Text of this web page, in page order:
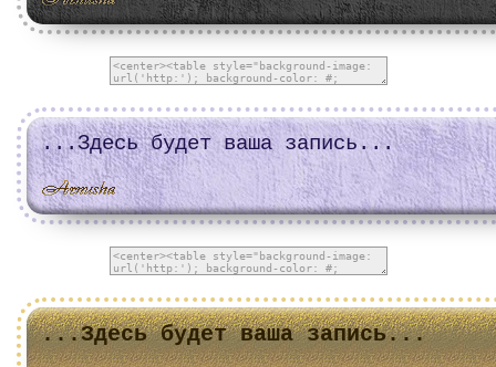
...Здесь будет ваша запись...
...Здесь будет ваша запись...